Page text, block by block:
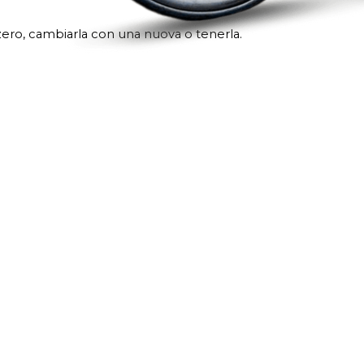
cambiarla con una nuova o tenerla.